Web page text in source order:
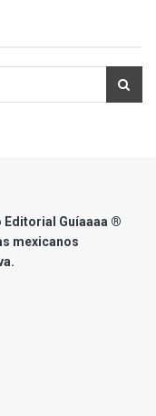
Editorial Guíaaaa ®
mexicanos